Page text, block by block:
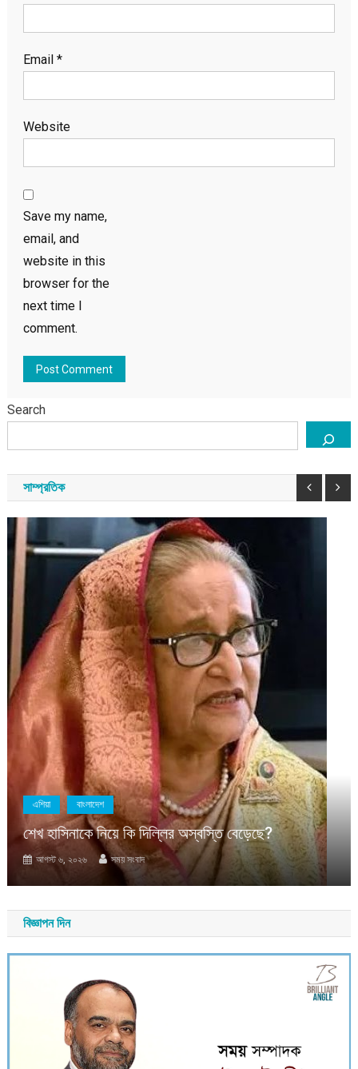
Email *
Website
Save my name,
email, and
website in this
browser for the
next time I
comment.
Search
সাম্প্রতিক
এশিয়া বাংলাদেশ
শেখ হাসিনাকে নিয়ে কি দিল্লির অস্বস্তি বেড়েছে?
আগস্ট ৬, ২০২৬ সময় সংবাদ
বিজ্ঞাপন দিন